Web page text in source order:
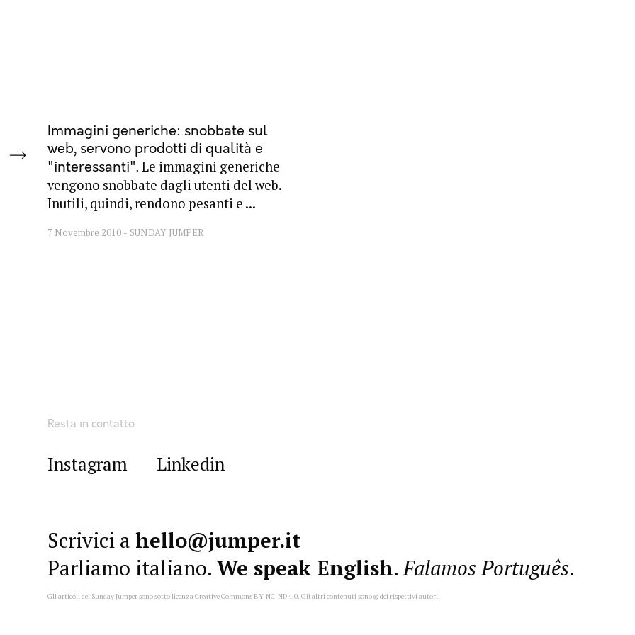
Immagini generiche: snobbate sul
web, servono prodotti di qualità e
"interessanti" Le immagini generiche
vengono snobbate dagli utenti del web.
Inutili, quindi, rendono pesanti e ...
7 Novembre 2010 SUNDAY JUMPER
Resta in contatto
Instagram Linkedin
Scrivici ahello@jumper.it
Parliamo italiano.We speak English.Falamos Português.
Gli articoli del Sunday Jumper sono sotto licenza Creative CommonsBY-NC-ND 4.0. Gli altri contenuti sono © dei rispettivi autori.